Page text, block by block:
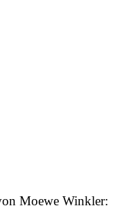
Moewe Winkler: